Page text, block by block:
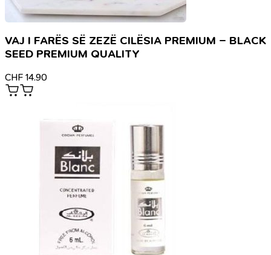
VAJ I FARËS SË ZEZË CILËSIA PREMIUM – BLACK
SEED PREMIUM QUALITY
CHF 14.90